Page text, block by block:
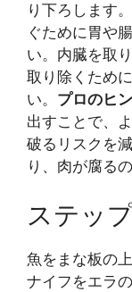
り下ろします
ぐために胃や
い。内臓を取
取り除くため
い。 プロのヒ
出すことで、
破るリスクを
り、肉が腐る
ステッ
魚をまな板の
ナイフをエラ